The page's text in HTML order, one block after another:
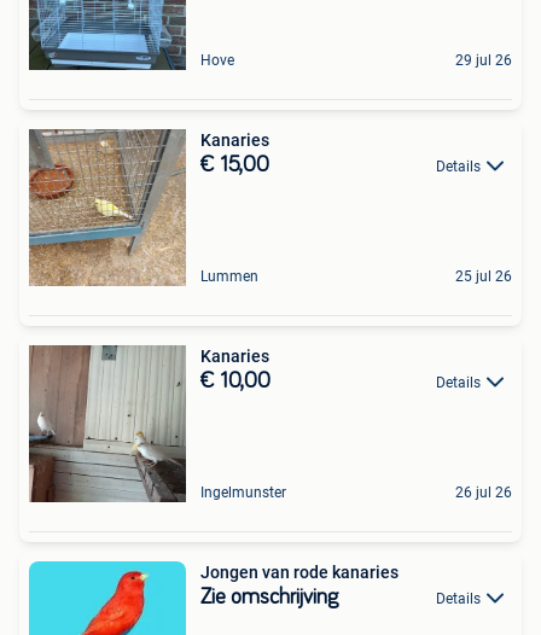
Hove 29 jul 26
Kanaries
€ 15,00 Details
Lummen 25 jul 26
Kanaries
€ 10,00 Details
Ingelmunster 26 jul 26
Jongen van rode kanaries
Zie omschrijving Details